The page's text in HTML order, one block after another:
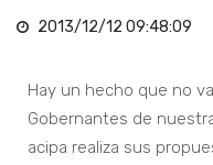
2013/12/12 09:48:09
Hay un hecho que no
Gobernantes de
acipa realiza sus